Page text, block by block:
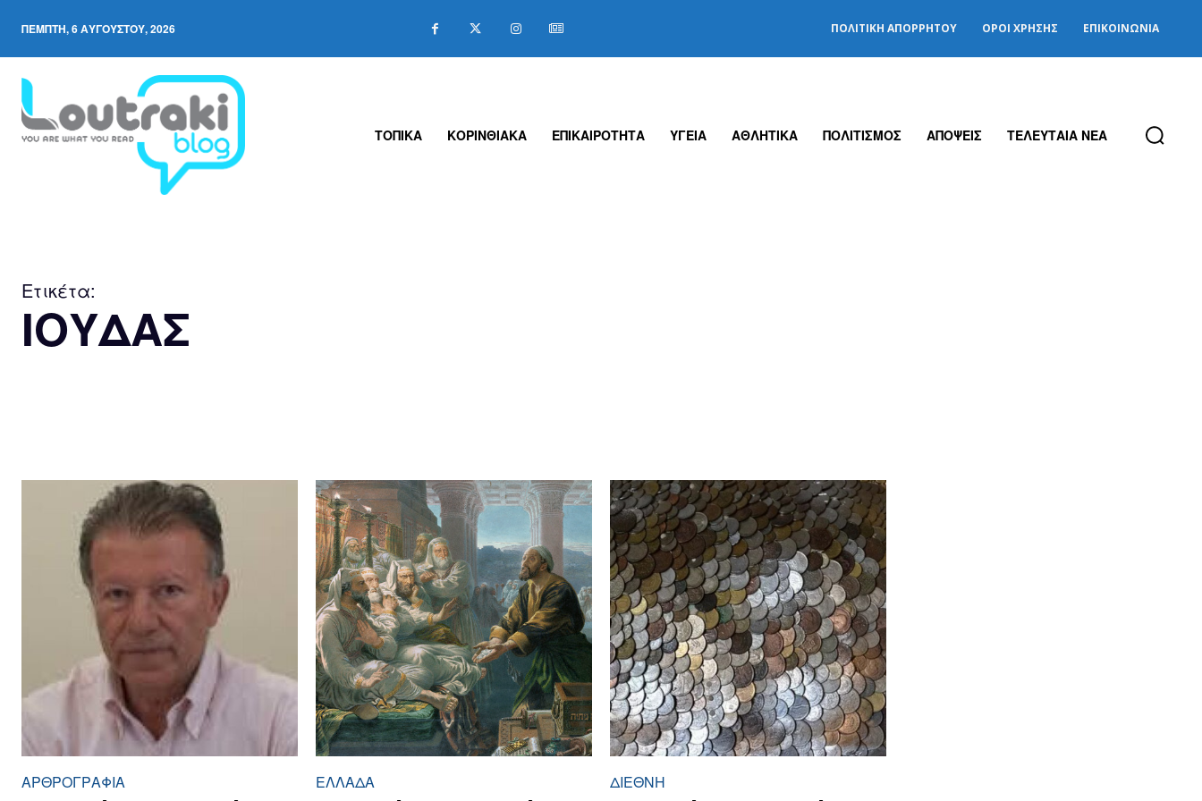
ΠΈΜΠΤΗ, 6 ΑΥΓΟΎΣΤΟΥ, 2026 ΠΟΛΙΤΙΚΉ ΑΠΟΡΡΉΤΟΥ ΌΡΟΙ ΧΡΉΣΗΣ ΕΠΙΚΟΙΝΩΝΊΑ
ΤΟΠΙΚΑ ΚΟΡΙΝΘΙΑΚΑ ΕΠΙΚΑΙΡΟΤΗΤΑ ΥΓΕΙΑ ΑΘΛΗΤΙΚΑ ΠΟΛΙΤΙΣΜΟΣ ΑΠΟΨΕΙΣ ΤΕΛΕΥΤΑΙΑ ΝΕΑ
Ετικέτα:
ΙΟΥΔΑΣ
ΑΡΘPΟΓΡΑΦΙΑ ΕΛΛΆΔΑ ΔΙΕΘΝΉ